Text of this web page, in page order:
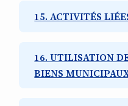
15. ACTIVITÉS
16. UTILISATION
BIENS